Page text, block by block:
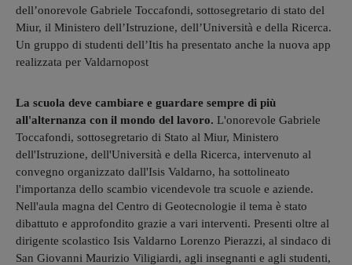
dell’onorevole Gabriele Toccafondi, sottosegretario di stato del
Miur, il Ministero dell’Istruzione, dell’Università e della Ricerca.
Un gruppo di studenti dell’Itis ha presentato anche la nuova app
realizzata per Valdarnopost
La scuola deve cambiare e guardare sempre di più
all'alternanza con il mondo del lavoro. L'onorevole Gabriele
Toccafondi, sottosegretario di Stato al Miur, Ministero
dell'Istruzione, dell'Università e della Ricerca, intervenuto al
convegno organizzato dall'Isis Valdarno, ha sottolineato
l'importanza dello scambio vicendevole tra scuole e aziende.
Nell'aula magna del Centro di Geotecnologie il tema è stato
dibattuto e approfondito grazie a vari interventi. Presenti oltre al
dirigente scolastico Isis Valdarno Lorenzo Pierazzi, al sindaco di
San Giovanni Maurizio Viligiardi, agli insegnanti e agli studenti,